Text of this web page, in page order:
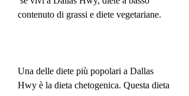
contenuto di grassi e diete vegetariane.
Una delle diete più popolari a Dallas
Hwy è la dieta chetogenica. Questa dieta